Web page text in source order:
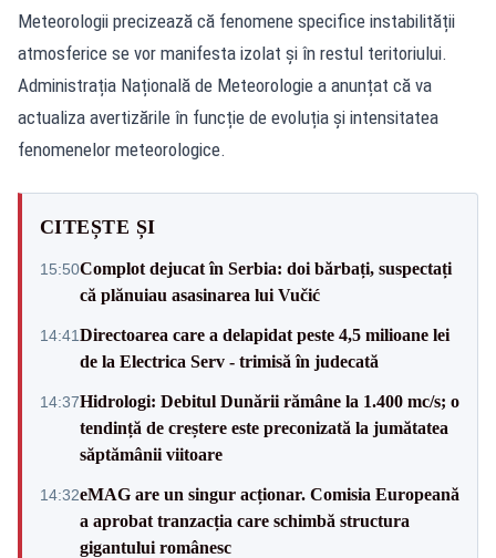
Meteorologii precizează că fenomene specifice instabilității
atmosferice se vor manifesta izolat și în restul teritoriului.
Administrația Națională de Meteorologie a anunțat că va
actualiza avertizările în funcție de evoluția și intensitatea
fenomenelor meteorologice.
CITEȘTE ȘI
15:50Complot dejucat în Serbia: doi bărbați, suspectați
că plănuiau asasinarea lui Vučić
14:41Directoarea care a delapidat peste 4,5 milioane lei
de la Electrica Serv - trimisă în judecată
14:37Hidrologi: Debitul Dunării rămâne la 1.400 mc/s; o
tendință de creștere este preconizată la jumătatea
săptămânii viitoare
14:32eMAG are un singur acționar. Comisia Europeană
a aprobat tranzacția care schimbă structura
gigantului românesc